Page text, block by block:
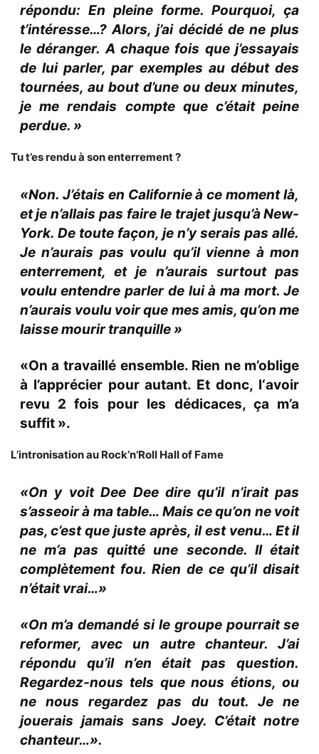
répondu: En pleine forme. Pourquoi, ça
t’intéresse…? Alors, j’ai décidé de ne plus
le déranger. A chaque fois que j’essayais
de lui parler, par exemples au début des
tournées, au bout d’une ou deux minutes,
je me rendais compte que c’était peine
perdue. »
Tu t’es rendu à son enterrement ?
«Non. J’étais en Californie à ce moment là,
et je n’allais pas faire le trajet jusqu’à New-
York. De toute façon, je n’y serais pas allé.
Je n’aurais pas voulu qu’il vienne à mon
enterrement, et je n’aurais surtout pas
voulu entendre parler de lui à ma mort. Je
n’aurais voulu voir que mes amis, qu’on me
laisse mourir tranquille »
«On a travaillé ensemble. Rien ne m’oblige
à l’apprécier pour autant. Et donc, l‘avoir
revu 2 fois pour les dédicaces, ça m’a
suffit ».
L’intronisation au Rock’n’Roll Hall of Fame
«On y voit Dee Dee dire qu’il n’irait pas
s’asseoir à ma table… Mais ce qu’on ne voit
pas, c’est que juste après, il est venu… Et il
ne m’a pas quitté une seconde. Il était
complètement fou. Rien de ce qu’il disait
n’était vrai…»
«On m’a demandé si le groupe pourrait se
reformer, avec un autre chanteur. J’ai
répondu qu’il n’en était pas question.
Regardez-nous tels que nous étions, ou
ne nous regardez pas du tout. Je ne
jouerais jamais sans Joey. C’était notre
chanteur…».